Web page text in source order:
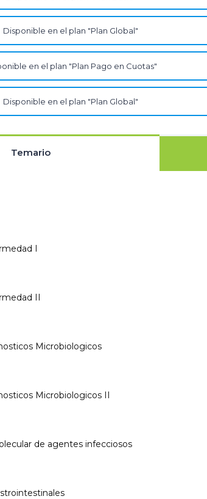
Disponible en el plan "Plan Global"
en el plan "Plan Pago en Cuotas"
Disponible en el plan "Plan Global"
Temario
I
II
Microbiologicos
Microbiologicos II
de agentes infecciosos